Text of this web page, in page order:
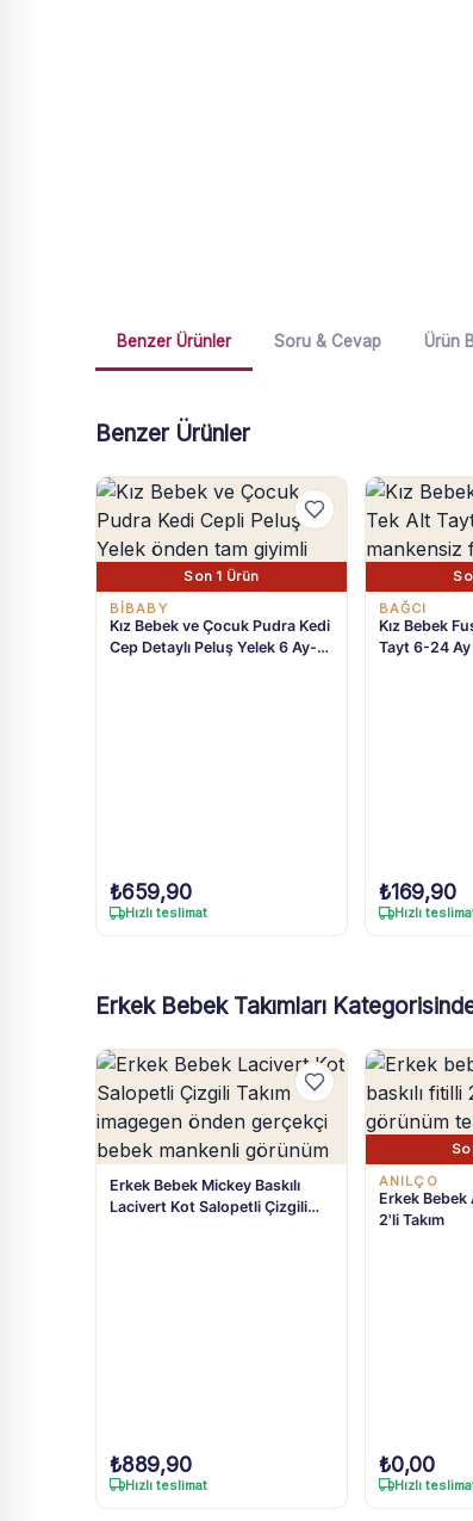
Benzer Ürünler Soru & Cevap Ürün
Benzer Ürünler
Son 1 Ürün
BIBABY
Kız Bebek ve Çocuk Pudra Kedi
Cep Detaylı Peluş Yelek 6 Ay-3
₺659,90
Hızlı teslimat
BAĞCI
Kız Bebek
Tayt 6-24 Ay
₺169,90
Hızlı
Erkek Bebek Takımları
Erkek Bebek Mickey Baskılı
Lacivert Kot Salopetli Çizgili
₺889,90
Hızlı teslimat
ANILÇO
Erkek Bebek
2'li Takım
₺0,00
Hızlı